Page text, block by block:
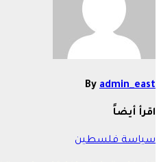
By admin_east
اقرأ أيضاً
سياسةفلسطين